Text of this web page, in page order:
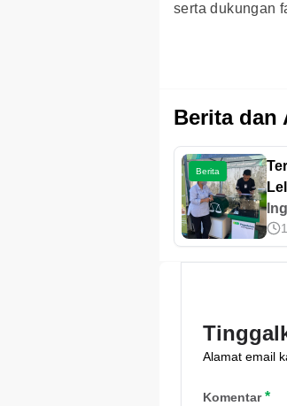
serta dukungan
Berita dan
Berita
Alamat email
Komentar*